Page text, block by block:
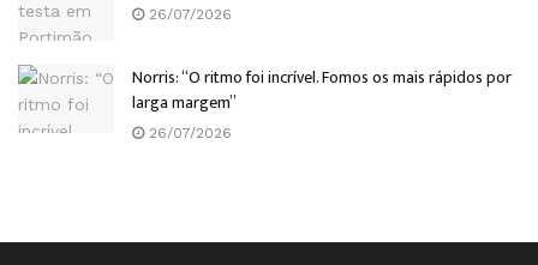
26/07/2026
Norris: “O ritmo foi incrível. Fomos os mais rápidos por
larga margem”
26/07/2026